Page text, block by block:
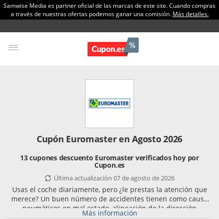
Samwise Media es partner oficial de las marcas de este site. Cuando compras
a través de nuestras ofertas podemos ganar una comisión. Más detalles.
Cupón Euromaster en Agosto 2026
13 cupones descuento Euromaster verificados hoy por
Cupon.es
Última actualización 07 de agosto de 2026
Usas el coche diariamente, pero ¿le prestas la atención que
merece? Un buen número de accidentes tienen como causa
neumáticos en mal estado, alineación de la dirección
Más información